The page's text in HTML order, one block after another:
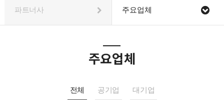
파트너사 주요업체
주요업체
전체 공기업 대기업